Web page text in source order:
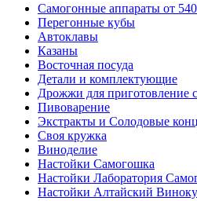
Самогонные аппараты от
Перегонные кубы
Автоклавы
Казаны
Восточная посуда
Детали и комплектующие
Дрожжи для приготовление
Пивоварение
Экстракты и Солодовые
Своя кружка
Виноделие
Настойки Самогошка
Настойки Лаборатория
Настойки Алтайский